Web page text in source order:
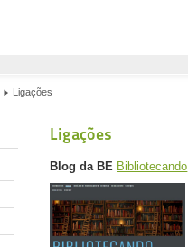
Ligações
Ligações
Blog da BE Bibliotecando